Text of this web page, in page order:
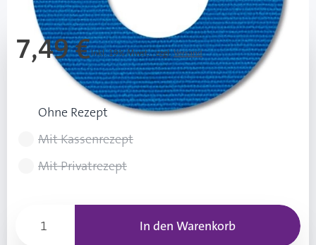
7,49 €Inkl. 19% Mwst.,zzgl.Versand
Rezeptart wählen
Ohne Rezept
Mit Kassenrezept
Mit Privatrezept
In den Warenkorb